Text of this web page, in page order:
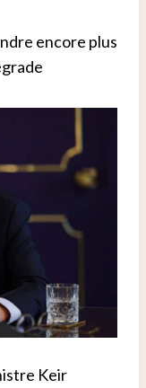
encore plus
Keir